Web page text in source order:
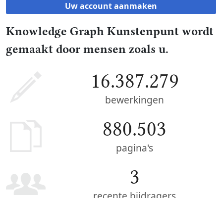
Uw account aanmaken
Knowledge Graph Kunstenpunt wordt
gemaakt door mensen zoals u.
16.387.279
bewerkingen
880.503
pagina's
3